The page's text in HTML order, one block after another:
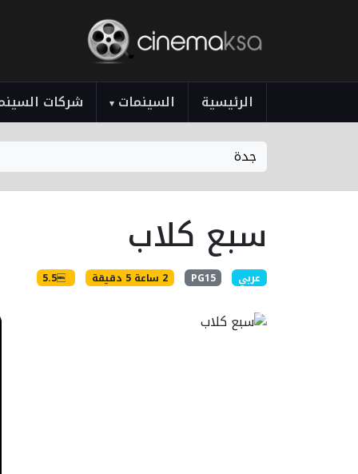
الرئيسية السينمات ▾ شركات
جدة
سبع كلاب
عربي PG15 2 ساعة 5 دقيقة 5.5